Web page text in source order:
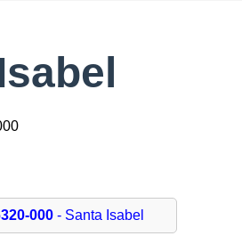
000- Santa Isabel